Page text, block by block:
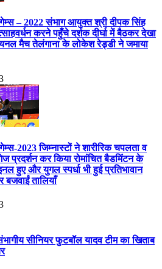
– 2022 संभाग आयुक्त श्री दीपक सिंह
करने पहुँचे दर्शक दीर्घा में बैठकर देखा
मैच तेलंगाना के लोकेश रेड्डी ने जमाया
2023 जिम्नास्टों ने शारीरिक चपलता व
प्रदर्शन कर किया रोमांचित बैडमिंटन के
हुए और युगल स्पर्धा भी हुई प्रतिभावान
तालियाँ
संभागीय सीनियर फुटबॉल यादव टीम का खिताब